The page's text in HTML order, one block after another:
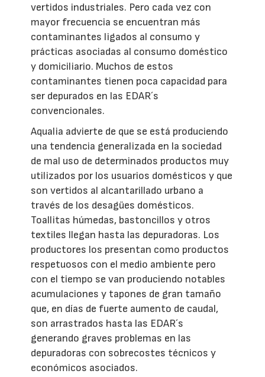
vertidos industriales. Pero cada vez con
mayor frecuencia se encuentran más
contaminantes ligados al consumo y
prácticas asociadas al consumo doméstico
y domiciliario. Muchos de estos
contaminantes tienen poca capacidad para
ser depurados en las EDAR´s
convencionales.
Aqualia advierte de que se está produciendo
una tendencia generalizada en la sociedad
de mal uso de determinados productos muy
utilizados por los usuarios domésticos y que
son vertidos al alcantarillado urbano a
través de los desagües domésticos.
Toallitas húmedas, bastoncillos y otros
textiles llegan hasta las depuradoras. Los
productores los presentan como productos
respetuosos con el medio ambiente pero
con el tiempo se van produciendo notables
acumulaciones y tapones de gran tamaño
que, en días de fuerte aumento de caudal,
son arrastrados hasta las EDAR´s
generando graves problemas en las
depuradoras con sobrecostes técnicos y
económicos asociados.